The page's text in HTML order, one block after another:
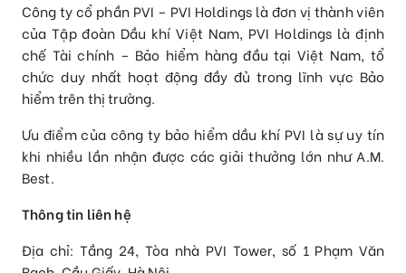
Công ty cổ phần PVI – PVI Holdings là đơn vị thành viên
của Tập đoàn Dầu khí Việt Nam, PVI Holdings là định
chế Tài chính – Bảo hiểm hàng đầu tại Việt Nam, tổ
chức duy nhất hoạt động đầy đủ trong lĩnh vực Bảo
hiểm trên thị trường.
Ưu điểm của công ty bảo hiểm dầu khí PVI là sự uy tín
khi nhiều lần nhận được các giải thưởng lớn như A.M.
Best.
Thông tin liên hệ
Địa chỉ: Tầng 24, Tòa nhà PVI Tower, số 1 Phạm Văn